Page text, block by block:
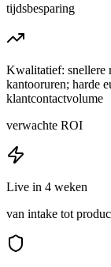
tijdsbesparing
Kwalitatief: snellere
kantooruren; harde
klantcontactvolume
verwachte ROI
Live in 4 weken
van intake tot